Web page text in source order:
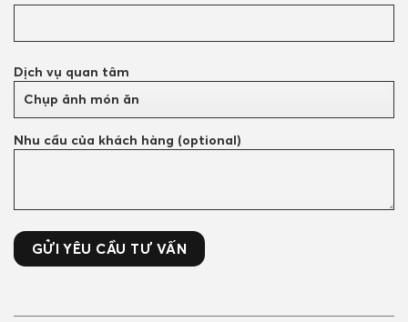
Dịch vụ quan tâm
Nhu cầu của khách hàng (optional)